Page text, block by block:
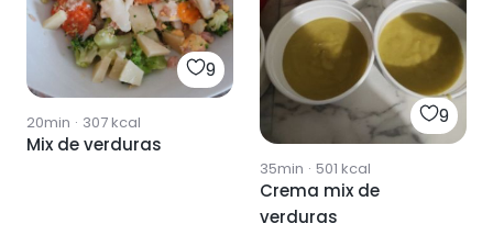
9
20min · 307kcal
Mix de verduras
9
35min · 501 kcal
Crema mix de
verduras